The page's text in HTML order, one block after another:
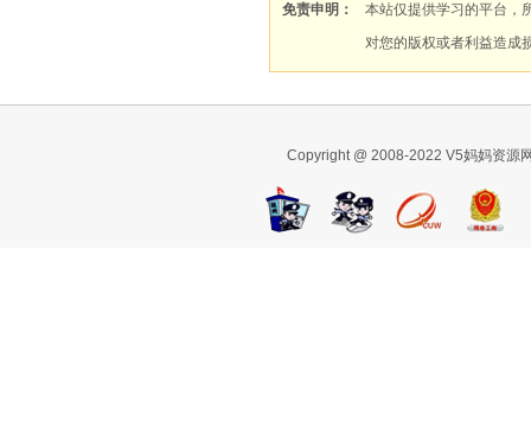
免责申明：
本站仅提供学习的平台，
对您的版权或者利益造成
Copyright @ 2008-2022 V5妈妈资源